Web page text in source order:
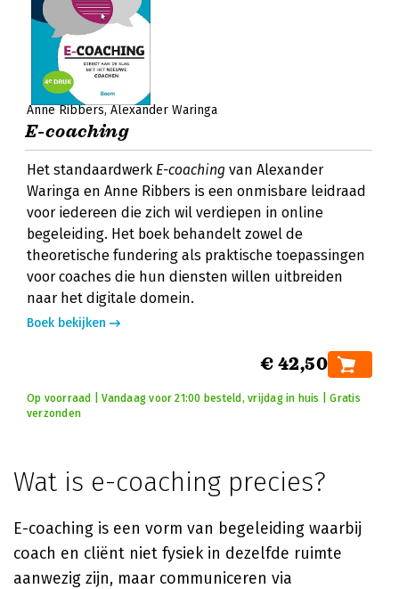
Anne Ribbers Alexander Waringa
E-coaching
Het standaardwerk E-coaching van Alexander
Waringa en Anne Ribbers is een onmisbare leidraad
voor iedereen die zich wil verdiepen in online
begeleiding. Het boek behandelt zowel de
theoretische fundering als praktische toepassingen
voor coaches die hun diensten willen uitbreiden
naar het digitale domein.
Boek bekijken
€ 42,50
Op voorraad | Vandaag voor 21:00 besteld, vrijdag in huis | Gratis
verzonden
Wat is e-coaching precies?
E-coaching is een vorm van begeleiding waarbij
coach en cliënt niet fysiek in dezelfde ruimte
aanwezig zijn, maar communiceren via